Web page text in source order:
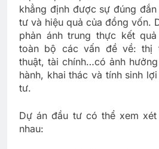
khẳng định được sự đúng
tư và hiệu quả của đồng vốn.
phản ánh trung thực kết
toàn bộ các vấn đề về: thị
thuật, tài chính…có ảnh
hành, khai thác và tính sinh
tư.
Dự án đầu tư có thể xem
nhau: